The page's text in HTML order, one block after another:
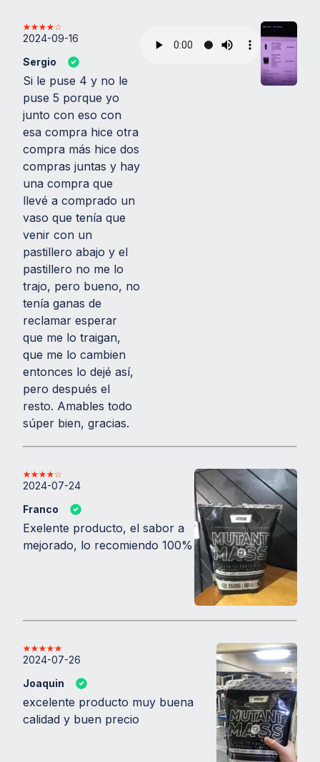
2024-09-16
Sergio
Si le puse 4 y no le
puse 5 porque yo
junto con eso con
esa compra hice otra
compra más hice dos
compras juntas y hay
una compra que
llevé a comprado un
vaso que tenía que
venir con un
pastillero abajo y el
pastillero no me lo
trajo, pero bueno, no
tenía ganas de
reclamar esperar
que me lo traigan,
que me lo cambien
entonces lo dejé así,
pero después el
resto. Amables todo
súper bien, gracias.
2024-07-24
Franco
Exelente producto, el sabor a
mejorado, lo recomiendo 100%
2024-07-26
Joaquin
excelente producto muy buena
calidad y buen precio